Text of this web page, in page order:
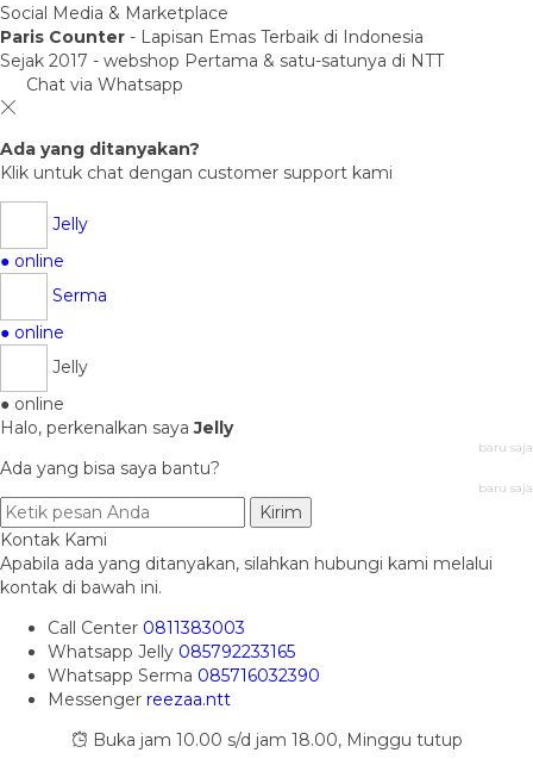
Social Media & Marketplace
Paris Counter - Lapisan Emas Terbaik di Indonesia
Sejak 2017 - webshop Pertama & satu-satunya di NTT
Chat via Whatsapp
Ada yang ditanyakan?
Klik untuk chat dengan customer support kami
Jelly
● online
Serma
● online
Jelly
● online
Halo, perkenalkan sayaJelly
baru saja
Ada yang bisa saya bantu?
baru saja
Kirim
Kontak Kami
Apabila ada yang ditanyakan, silahkan hubungi kami melalui
kontak di bawah ini.
Call Center 0811383003
Whatsapp Jelly 085792233165
Whatsapp Serma 085716032390
Messenger reezaa.ntt
Buka jam 10.00 s/d jam 18.00, Minggu tutup